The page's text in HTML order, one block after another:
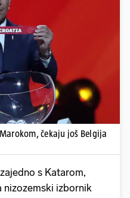
čekaju još Belgija
s Katarom,
nizozemski izbornik